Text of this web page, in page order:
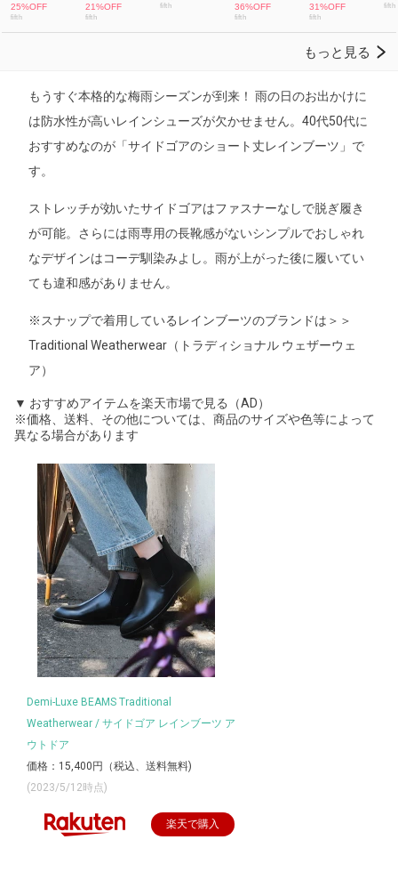
もうすぐ本格的な梅雨シーズンが到来！ 雨の日のお出かけに
は防水性が高いレインシューズが欠かせません。40代50代に
おすすめなのが「サイドゴアのショート丈レインブーツ」で
す。
ストレッチが効いたサイドゴアはファスナーなしで脱ぎ履き
が可能。さらには雨専用の長靴感がないシンプルでおしゃれ
なデザインはコーデ馴染みよし。雨が上がった後に履いてい
ても違和感がありません。
※スナップで着用しているレインブーツのブランドは＞＞
Traditional Weatherwear（トラディショナル ウェザーウェ
ア）
▼ おすすめアイテムを楽天市場で見る（AD）
※価格、送料、その他については、商品のサイズや色等によって
異なる場合があります
Demi-Luxe BEAMS Traditional
Weatherwear / サイドゴア レインブーツ ア
ウトドア
価格：15,400円（税込、送料無料)
(2023/5/12時点)
楽天で購入